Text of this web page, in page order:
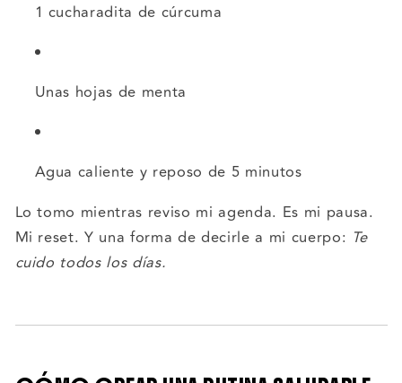
1 cucharadita de cúrcuma
Unas hojas de menta
Agua caliente y reposo de 5 minutos
Lo tomo mientras reviso mi agenda. Es mi pausa.
Mi reset. Y una forma de decirle a mi cuerpo: Te
cuido todos los días.